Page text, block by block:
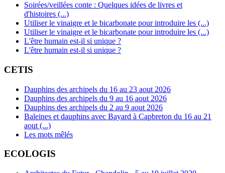
Soirées/veillées conte : Quelques idées de livres et
d'histoires (...)
Utiliser le vinaigre et le bicarbonate pour introduire les (...)
Utiliser le vinaigre et le bicarbonate pour introduire les (...)
L'être humain est-il si unique ?
L'être humain est-il si unique ?
CETIS
Dauphins des archipels du 16 au 23 aout 2026
Dauphins des archipels du 9 au 16 aout 2026
Dauphins des archipels du 2 au 9 aout 2026
Baleines et dauphins avec Bayard à Capbreton du 16 au 21
aout (...)
Les mots mêlés
ECOLOGIS